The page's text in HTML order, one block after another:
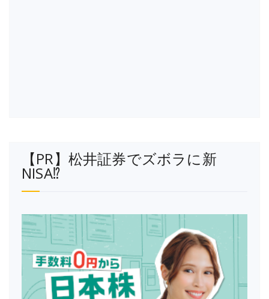
【PR】松井証券でズボラに新
NISA⁉